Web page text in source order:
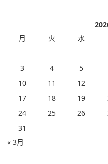
月
火 水
3
4 5
10
11 12
17
18 19
24
25 26
31
« 3月